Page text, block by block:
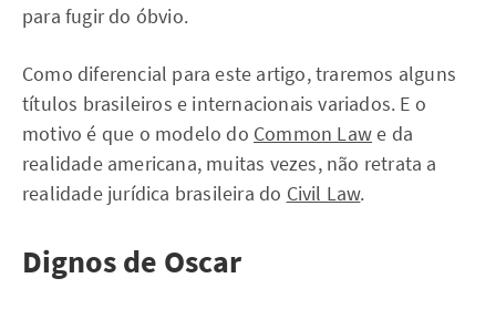
para fugir do óbvio.
Como diferencial para este artigo, traremos alguns
títulos brasileiros e internacionais variados. E o
motivo é que o modelo do Common Lawe da
realidade americana, muitas vezes, não retrata a
realidade jurídica brasileira do Civil Law.
Dignos de Oscar